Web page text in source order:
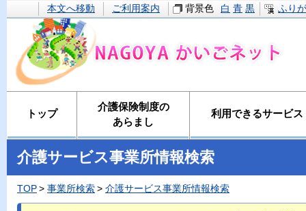
本文へ移動 ご利用案内 背景色 白 青 黒 ふり
トップ
介護保険制度の
あらまし
利用できるサービス
介護サービス事業所情報検索
TOP 事業所検索 介護サービス事業所情報検索